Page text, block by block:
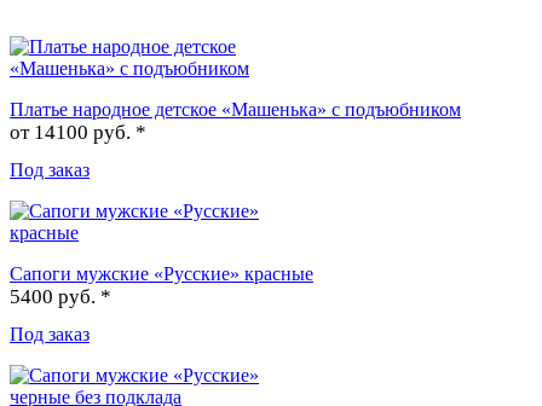
Платье народное детское «Машенька» с подъюбником
от 14100 руб. *
Под заказ
Сапоги мужские «Русские» красные
5400 руб. *
Под заказ